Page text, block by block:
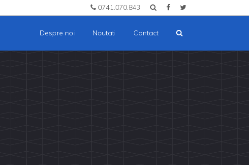
0741.070.843
Despre noi Noutati Contact